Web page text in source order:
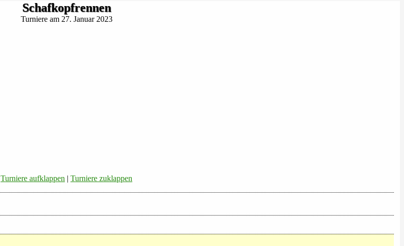
Schafkopfrennen
Turniere am 27. Januar 2023
Turniere aufklappen | Turniere zuklappen